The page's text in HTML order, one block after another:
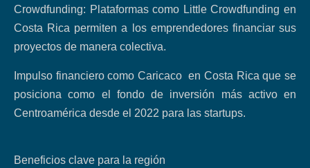
Crowdfunding: Plataformas como Little Crowdfunding en
Costa Rica permiten a los emprendedores financiar sus
proyectos de manera colectiva.
Impulso financiero como Caricaco en Costa Rica que se
posiciona como el fondo de inversión más activo en
Centroamérica desde el 2022 para las startups.
Beneficios clave para la región